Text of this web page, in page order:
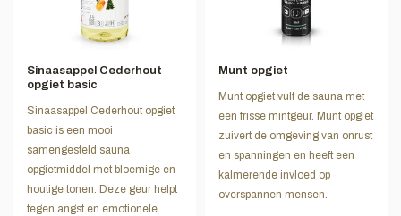
Sinaasappel Cederhout
opgiet basic
Sinaasappel Cederhout opgiet
basic is een mooi
samengesteld sauna
opgietmiddel met bloemige en
houtige tonen. Deze geur helpt
tegen angst en emotionele
Munt opgiet
Munt opgiet vult de sauna met
een frisse mintgeur. Munt opgiet
zuivert de omgeving van onrust
en spanningen en heeft een
kalmerende invloed op
overspannen mensen.